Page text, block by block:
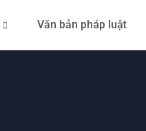
Văn bản pháp luật